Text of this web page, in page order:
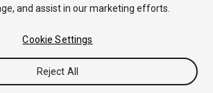
Technologies. Publication 2018.1
ナレッジベース フォーラム
アセッ
プライバシーポリシー
しない
and assist in our marketing efforts.
Cookie Settings
Reject All